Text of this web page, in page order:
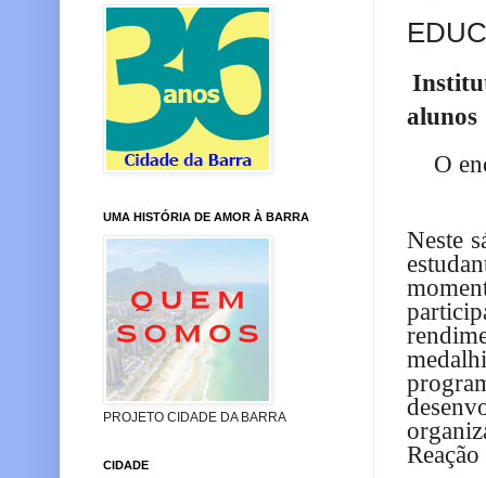
alunos
O
Neste
UMA HISTÓRIA DE AMOR À BARRA
PROJETO CIDADE DA BARRA
CIDADE